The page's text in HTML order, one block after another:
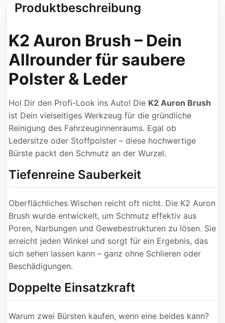
Produktbeschreibung
K2 Auron Brush – Dein
Allrounder für saubere
Polster & Leder
Hol Dir den Profi-Look ins Auto! Die K2 Auron Brush
ist Dein vielseitiges Werkzeug für die gründliche
Reinigung des Fahrzeuginnenraums. Egal ob
Ledersitze oder Stoffpolster – diese hochwertige
Bürste packt den Schmutz an der Wurzel.
Tiefenreine Sauberkeit
Oberflächliches Wischen reicht oft nicht. Die K2 Auron
Brush wurde entwickelt, um Schmutz effektiv aus
Poren, Narbungen und Gewebestrukturen zu lösen. Sie
erreicht jeden Winkel und sorgt für ein Ergebnis, das
sich sehen lassen kann – ganz ohne Schlieren oder
Beschädigungen.
Doppelte Einsatzkraft
Warum zwei Bürsten kaufen, wenn eine beides kann?